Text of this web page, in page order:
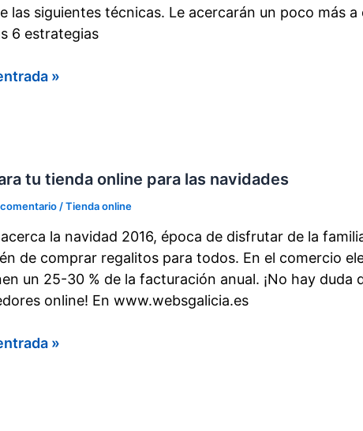
las siguientes técnicas. Le acercarán un poco más
6 estrategias
»
tu tienda online para las navidades
comentario /Tienda online
la navidad 2016, época de disfrutar de la
de comprar regalitos para todos. En el comercio
un 25-30 % de la facturación anual. ¡No hay duda
online! En www.websgalicia.es
»